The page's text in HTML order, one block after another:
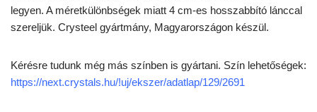
legyen. A méretkülönbségek miatt 4 cm-es hosszabbító lánccal
szereljük. Crysteel gyártmány, Magyarországon készül.
Kérésre tudunk még más színben is gyártani. Szín lehetőségek:
https://next.crystals.hu/!uj/ekszer/adatlap/129/2691